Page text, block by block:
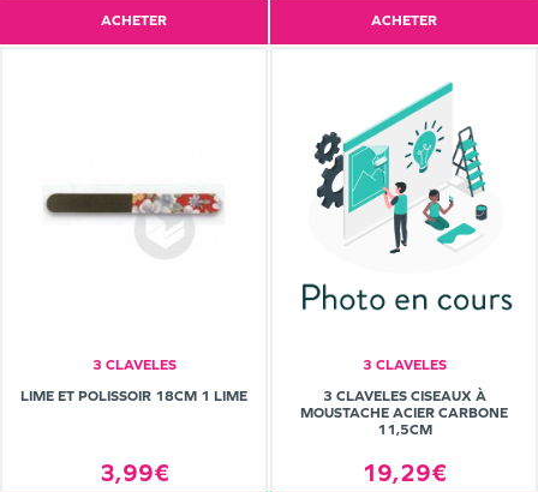
ACHETER ACHETER
3 CLAVELES
LIME ET POLISSOIR 18CM 1 LIME
3,99€
3 CLAVELES
3 CLAVELES CISEAUX À
MOUSTACHE ACIER CARBONE
11,5CM
19,29€